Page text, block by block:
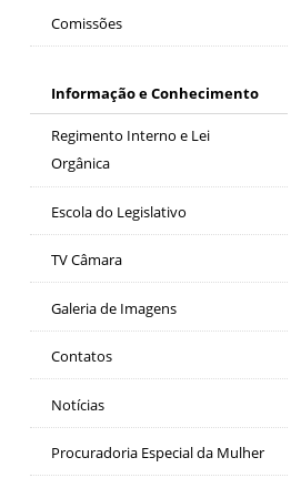
Comissões
Informação e Conhecimento
Regimento Interno e Lei
Orgânica
Escola do Legislativo
TV Câmara
Galeria de Imagens
Contatos
Notícias
Procuradoria Especial da Mulher